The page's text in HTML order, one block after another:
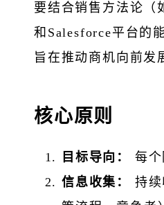
要结合销售方法论（
和Salesforce平台的
旨在推动商机向前发
核心原则
目标导向：
每
信息收集：
持